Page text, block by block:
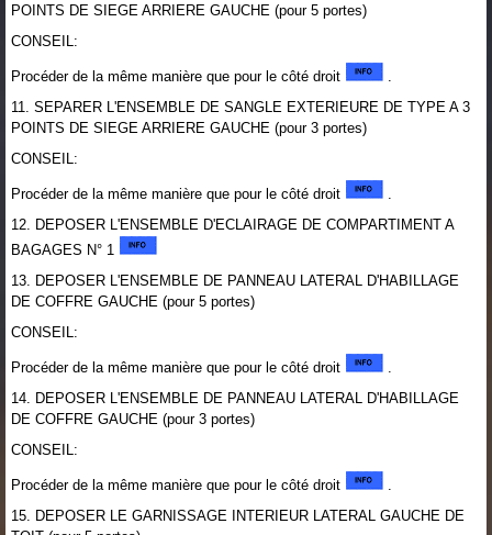
POINTS DE SIEGE ARRIERE GAUCHE (pour 5 portes)
CONSEIL:
Procéder de la même manière que pour le côté droit
11. SEPARER L'ENSEMBLE DE SANGLE EXTERIEURE DE TYPE A 3
POINTS DE SIEGE ARRIERE GAUCHE (pour 3 portes)
CONSEIL:
Procéder de la même manière que pour le côté droit
12. DEPOSER L'ENSEMBLE D'ECLAIRAGE DE COMPARTIMENT A
BAGAGES N° 1
13. DEPOSER L'ENSEMBLE DE PANNEAU LATERAL D'HABILLAGE
DE COFFRE GAUCHE (pour 5 portes)
CONSEIL:
Procéder de la même manière que pour le côté droit
14. DEPOSER L'ENSEMBLE DE PANNEAU LATERAL D'HABILLAGE
DE COFFRE GAUCHE (pour 3 portes)
CONSEIL:
Procéder de la même manière que pour le côté droit
15. DEPOSER LE GARNISSAGE INTERIEUR LATERAL GAUCHE DE